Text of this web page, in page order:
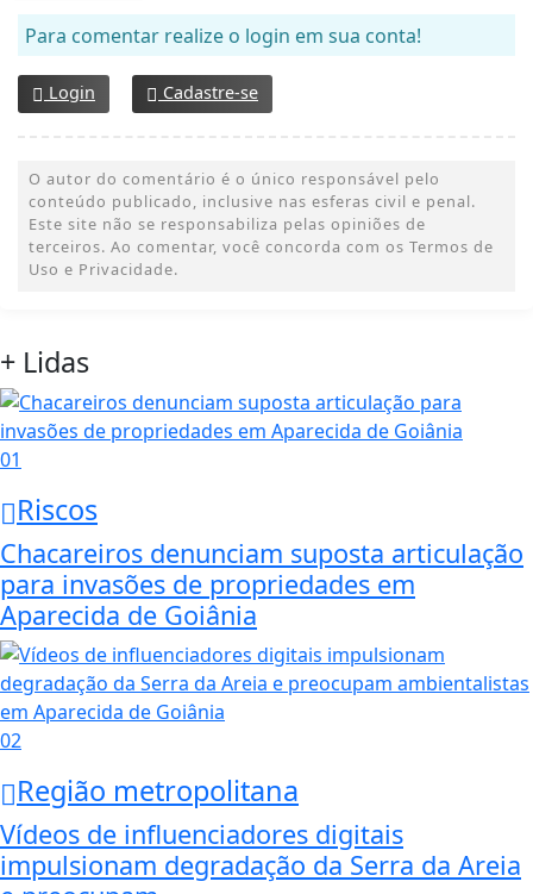
Para comentar realize o login em sua conta!
Login Cadastre-se
O autor do comentário é o único responsável pelo
conteúdo publicado, inclusive nas esferas civil e penal.
Este site não se responsabiliza pelas opiniões de
terceiros. Ao comentar, você concorda com os Termos de
Uso e Privacidade.
+ Lidas
01
Riscos
Chacareiros denunciam suposta articulação
para invasões de propriedades em
Aparecida de Goiânia
02
Região metropolitana
Vídeos de influenciadores digitais
impulsionam degradação da Serra da Areia